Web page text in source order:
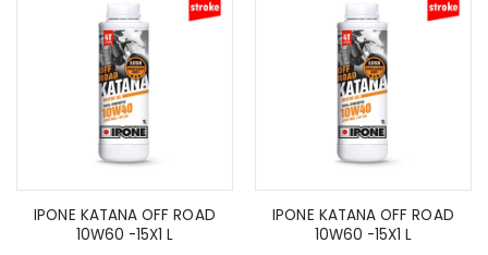
IPONE KATANA OFF ROAD
10W60 -15X1 L
IPONE KATANA OFF ROAD
10W60 -15X1 L